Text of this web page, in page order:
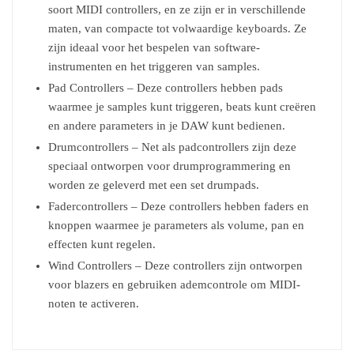
soort MIDI controllers, en ze zijn er in verschillende
maten, van compacte tot volwaardige keyboards. Ze
zijn ideaal voor het bespelen van software-
instrumenten en het triggeren van samples.
Pad Controllers – Deze controllers hebben pads
waarmee je samples kunt triggeren, beats kunt creëren
en andere parameters in je DAW kunt bedienen.
Drumcontrollers – Net als padcontrollers zijn deze
speciaal ontworpen voor drumprogrammering en
worden ze geleverd met een set drumpads.
Fadercontrollers – Deze controllers hebben faders en
knoppen waarmee je parameters als volume, pan en
effecten kunt regelen.
Wind Controllers – Deze controllers zijn ontworpen
voor blazers en gebruiken ademcontrole om MIDI-
noten te activeren.